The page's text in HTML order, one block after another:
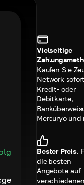
Vielseitige
Kaufen Sie
Network
Kredit- oder
Debitkarte,
Mercuryo und
Bester Preis.
die besten
Angebote auf